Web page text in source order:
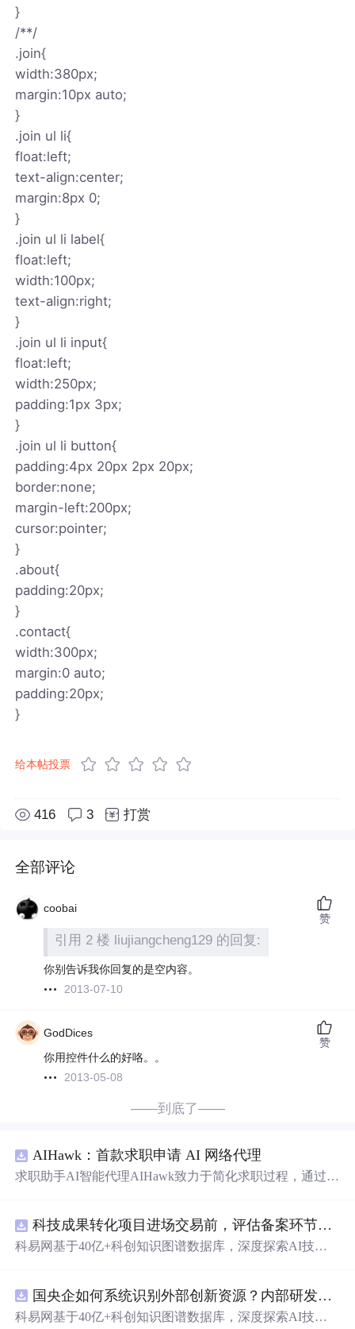
}
/**/
.join{
width:380px;
margin:10px auto;
}
.join ul li{
float:left;
text-align:center;
margin:8px 0;
}
.join ul li label{
float:left;
width:100px;
text-align:right;
}
.join ul li input{
float:left;
width:250px;
padding:1px 3px;
}
.join ul li button{
padding:4px 20px 2px 20px;
border:none;
margin-left:200px;
cursor:pointer;
}
.about{
padding:20px;
}
.contact{
width:300px;
margin:0 auto;
padding:20px;
}
给本帖投票
416 3 打赏
全部评论
coobai
引用 2 楼 liujiangcheng129 的回复:
你别告诉我你回复的是空内容。
2013-07-10
赞
GodDices
你用控件什么的好咯。。
2013-05-08
赞
——到底了——
AIHawk：首款求职申请 AI 网络代理
求职助手AI智能代理AIHawk致力于简化求职过程，通过自
科技成果转化项目进场交易前，评估备案环节需要准备哪些材料？.docx
科易网基于40亿+科创知识图谱数据库，深度探索AI技术
新领域的AI+数智化解决方案，推动科技创新与产业创新
智能化发展。
国央企如何系统识别外部创新资源？内部研发体系完善，但对外部高校、中小科技企业技术能力缺乏动态认知。.docx
科易网基于40亿+科创知识图谱数据库，深度探索AI技术